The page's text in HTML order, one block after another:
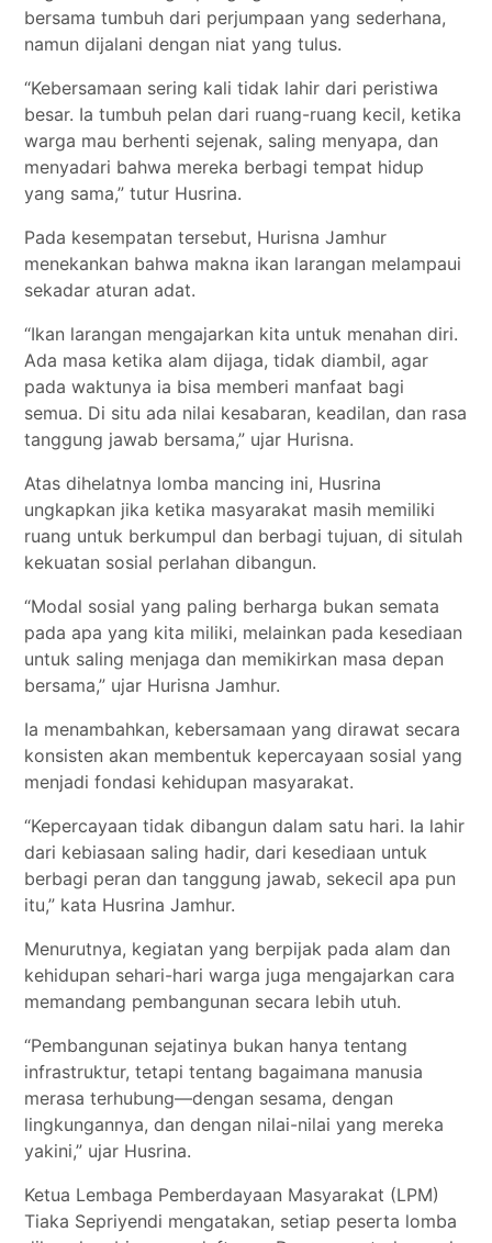
bersama tumbuh dari perjumpaan yang sederhana,
namun dijalani dengan niat yang tulus.
“Kebersamaan sering kali tidak lahir dari peristiwa
besar. Ia tumbuh pelan dari ruang-ruang kecil, ketika
warga mau berhenti sejenak, saling menyapa, dan
menyadari bahwa mereka berbagi tempat hidup
yang sama,” tutur Husrina.
Pada kesempatan tersebut, Hurisna Jamhur
menekankan bahwa makna ikan larangan melampaui
sekadar aturan adat.
“Ikan larangan mengajarkan kita untuk menahan diri.
Ada masa ketika alam dijaga, tidak diambil, agar
pada waktunya ia bisa memberi manfaat bagi
semua. Di situ ada nilai kesabaran, keadilan, dan rasa
tanggung jawab bersama,” ujar Hurisna.
Atas dihelatnya lomba mancing ini, Husrina
ungkapkan jika ketika masyarakat masih memiliki
ruang untuk berkumpul dan berbagi tujuan, di situlah
kekuatan sosial perlahan dibangun.
“Modal sosial yang paling berharga bukan semata
pada apa yang kita miliki, melainkan pada kesediaan
untuk saling menjaga dan memikirkan masa depan
bersama,” ujar Hurisna Jamhur.
Ia menambahkan, kebersamaan yang dirawat secara
konsisten akan membentuk kepercayaan sosial yang
menjadi fondasi kehidupan masyarakat.
“Kepercayaan tidak dibangun dalam satu hari. Ia lahir
dari kebiasaan saling hadir, dari kesediaan untuk
berbagi peran dan tanggung jawab, sekecil apa pun
itu,” kata Husrina Jamhur.
Menurutnya, kegiatan yang berpijak pada alam dan
kehidupan sehari-hari warga juga mengajarkan cara
memandang pembangunan secara lebih utuh.
“Pembangunan sejatinya bukan hanya tentang
infrastruktur, tetapi tentang bagaimana manusia
merasa terhubung—dengan sesama, dengan
lingkungannya, dan dengan nilai-nilai yang mereka
yakini,” ujar Husrina.
Ketua Lembaga Pemberdayaan Masyarakat (LPM)
Tiaka Sepriyendi mengatakan, setiap peserta lomba